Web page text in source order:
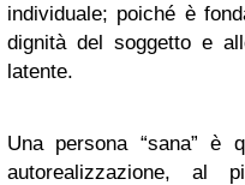
individuale; poiché è
dignità del soggetto e
latente.
Una persona “sana” è
autorealizzazione, al